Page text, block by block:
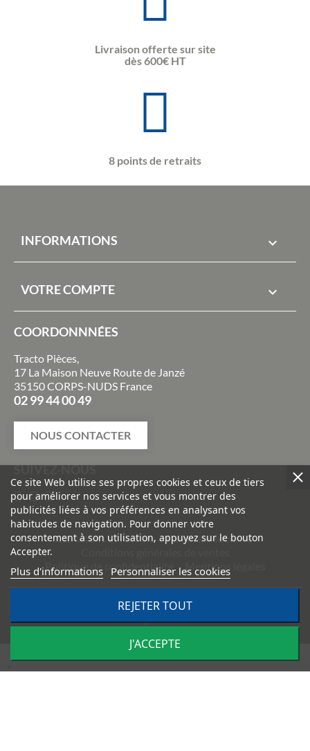
Livraison offerte sur site
dès 600€ HT
8 points de retraits
INFORMATIONS 
VOTRE COMPTE 
COORDONNNÉES
Tracto Pièces,
17 La Maison Neuve Route de Janzé
35150 CORPS-NUDS France
02 99 44 00 49
NOUS CONTACTER
SUIVEZ-NOUS
Livraisons et retours
Paiement sécurisé
Politique de confidentialité
Mentions légales
TRACTO PIÈCES - Conception & réalisation :
Impulsion
Ce site Web utilise ses propres cookies et ceux de tiers
pour améliorer nos services et vous montrer des
publicités liées à vos préférences en analysant vos
habitudes de navigation. Pour donner votre
consentement à son utilisation, appuyez sur le bouton
Accepter.
Plus d'informations Personnaliser les cookies
REJETER TOUT
J'ACCEPTE